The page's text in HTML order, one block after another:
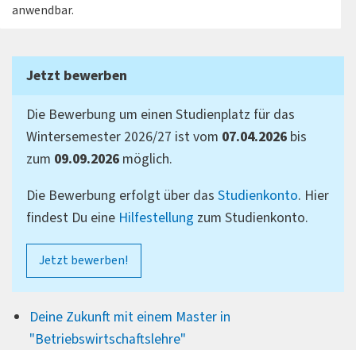
anwendbar.
Jetzt bewerben
Die Bewerbung um einen Studienplatz für das
Wintersemester 2026/27 ist vom 07.04.2026bis
zum 09.09.2026möglich.
Die Bewerbung erfolgt über das Studienkonto. Hier
findest Du eine Hilfestellung zum Studienkonto.
Jetzt bewerben!
Deine Zukunft mit einem Master in
"Betriebswirtschaftslehre"